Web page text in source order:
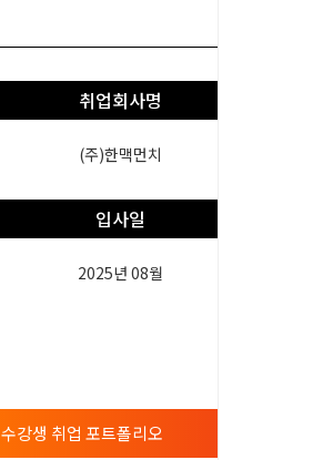
취업회사명
(주)한맥먼치
입사일
2025년 08월
수강생 취업 포트폴리오